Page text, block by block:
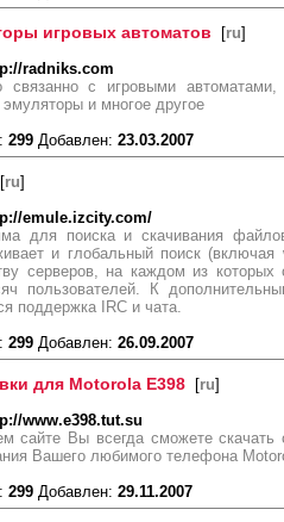
игровых автоматов [ru]
radniks.com
связанно с игровыми
эмуляторы и многое другое
299 Добавлен: 23.03.2007
[ru]
emule.izcity.com/
для поиска и скачивания
и глобальный поиск
серверов, на каждом из которых
пользователей. К
поддержка IRC и чата.
299 Добавлен: 26.09.2007
для Motorola E398 [ru]
www.e398.tut.su
сайте Вы всегда сможете
Вашего любимого телефона
299 Добавлен: 29.11.2007